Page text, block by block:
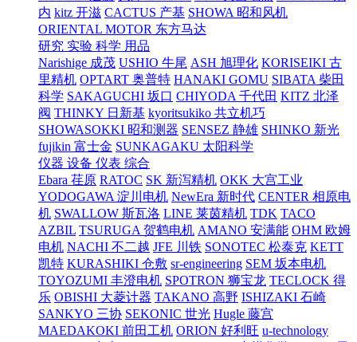
内 kitz 开滋 CACTUS 产基 SHOWA 昭和风机
ORIENTAL MOTOR 东方马达
研究 实验 科学 用品
Narishige 成茂 USHIO 牛尾 ASH 旭理化 KORISEIKI 古
里精机 OPTART 奥普特 HANAKI GOMU SIBATA 柴田
科学 SAKAGUCHI 坂口 CHIYODA 千代田 KITZ 北泽
阀 THINKY 日新基 kyoritsukiko 共立机巧
SHOWASOKKI 昭和测器 SENSEZ 静雄 SHINKO 新光
fujikin 富士金 SUNKAGAKU 太阳科学
仪器 设备 仪表 综合
Ebara 荏原 RATOC SK 新泻精机 OKK 大宫工业
YODOGAWA 淀川电机 NewEra 新时代 CENTER 相原电
机 SWALLOW 斯瓦洛 LINE 莱茵精机 TDK TACO
AZBIL TSURUGA 贺鹤电机 AMANO 安满能 OHM 欧姆
电机 NACHI 不二越 JFE 川铁 SONOTEC 松泰克 KETT
凯特 KURASHIKI 仓敷 sr-engineering SEM 坂本电机
TOYOZUMI 丰澄电机 SPOTRON 狮宝龙 TECLOCK 得
乐 OBISHI 大菱计器 TAKANO 高野 ISHIZAKI 石崎
SANKYO 三协 SEKONIC 世光 Hugle 藤宫
MAEDAKOKI 前田工机 ORION 好利旺 u-technology